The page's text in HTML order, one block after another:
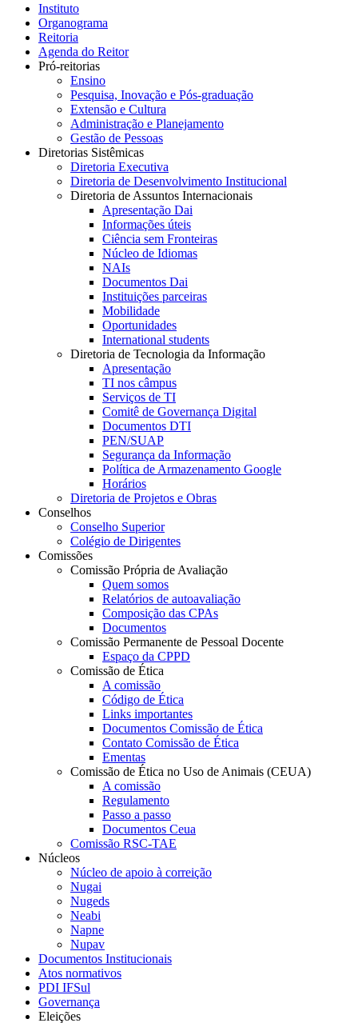
Instituto
Organograma
Reitoria
Agenda do Reitor
Pró-reitorias
Ensino
Pesquisa, Inovação e Pós-graduação
Extensão e Cultura
Administração e Planejamento
Gestão de Pessoas
Diretorias Sistêmicas
Diretoria Executiva
Diretoria de Desenvolvimento Institucional
Diretoria de Assuntos Internacionais
Apresentação Dai
Informações úteis
Ciência sem Fronteiras
Núcleo de Idiomas
NAIs
Documentos Dai
Instituições parceiras
Mobilidade
Oportunidades
International students
Diretoria de Tecnologia da Informação
Apresentação
TI nos câmpus
Serviços de TI
Comitê de Governança Digital
Documentos DTI
PEN/SUAP
Segurança da Informação
Política de Armazenamento Google
Horários
Diretoria de Projetos e Obras
Conselhos
Conselho Superior
Colégio de Dirigentes
Comissões
Comissão Própria de Avaliação
Quem somos
Relatórios de autoavaliação
Composição das CPAs
Documentos
Comissão Permanente de Pessoal Docente
Espaço da CPPD
Comissão de Ética
A comissão
Código de Ética
Links importantes
Documentos Comissão de Ética
Contato Comissão de Ética
Ementas
Comissão de Ética no Uso de Animais (CEUA)
A comissão
Regulamento
Passo a passo
Documentos Ceua
Comissão RSC-TAE
Núcleos
Núcleo de apoio à correição
Nugai
Nugeds
Neabi
Napne
Nupav
Documentos Institucionais
Atos normativos
PDI IFSul
Governança
Eleições